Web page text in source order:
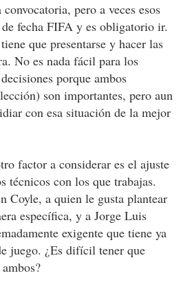
pero a veces esos
fecha FIFA y es obligatorio ir.
que presentarse y hacer las
No es nada fácil para los
porque ambos
son importantes, pero aun
con esa situación de la mejor
factor a considerar es el ajuste
técnicos con los que trabajas.
Coyle, a quien le gusta plantear
específica, y a Jorge Luis
exigente que tiene ya
juego. ¿Es difícil tener que